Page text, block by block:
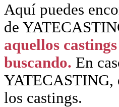
Aquí puedes
de
aquellos
buscando. En
YATECASTING,
los castings.